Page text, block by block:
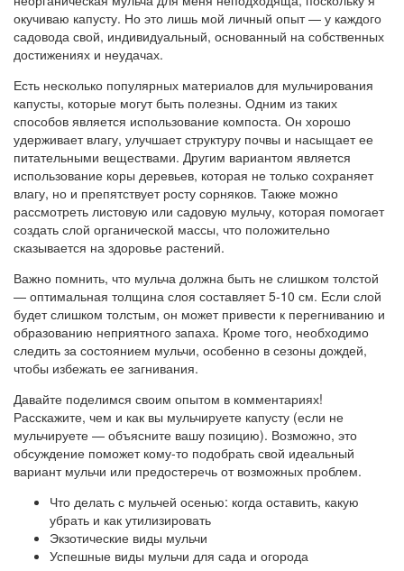
окучиваю капусту. Но это лишь мой личный опыт — у каждого
садовода свой, индивидуальный, основанный на собственных
достижениях и неудачах.
Есть несколько популярных материалов для мульчирования
капусты, которые могут быть полезны. Одним из таких
способов является использование компоста. Он хорошо
удерживает влагу, улучшает структуру почвы и насыщает ее
питательными веществами. Другим вариантом является
использование коры деревьев, которая не только сохраняет
влагу, но и препятствует росту сорняков. Также можно
рассмотреть листовую или садовую мульчу, которая помогает
создать слой органической массы, что положительно
сказывается на здоровье растений.
Важно помнить, что мульча должна быть не слишком толстой
— оптимальная толщина слоя составляет 5-10 см. Если слой
будет слишком толстым, он может привести к перегниванию и
образованию неприятного запаха. Кроме того, необходимо
следить за состоянием мульчи, особенно в сезоны дождей,
чтобы избежать ее загнивания.
Давайте поделимся своим опытом в комментариях!
Расскажите, чем и как вы мульчируете капусту (если не
мульчируете — объясните вашу позицию). Возможно, это
обсуждение поможет кому-то подобрать свой идеальный
вариант мульчи или предостеречь от возможных проблем.
Что делать с мульчей осенью: когда оставить, какую
убрать и как утилизировать
Экзотические виды мульчи
Успешные виды мульчи для сада и огорода